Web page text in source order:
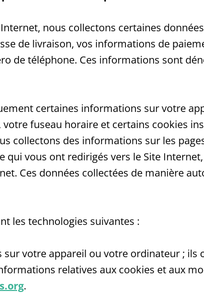
nous collectons certaines
de livraison, vos informations de
de téléphone. Ces informations sont
certaines informations sur votre
fuseau horaire et certains cookies
collectons des informations sur les
vous ont redirigés vers le Site
Ces données collectées de manière
les technologies suivantes :
sur votre appareil ou votre ordinateur ; ils
relatives aux cookies et aux
.